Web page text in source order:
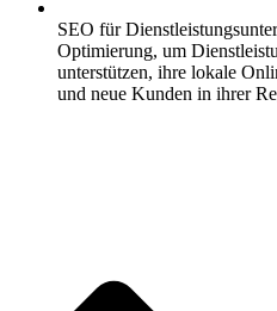
SEO für
Optimierung, um
unterstützen, ihre lokale
und neue Kunden in ihrer